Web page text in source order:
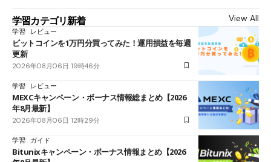
学習カテゴリ新着 View All
学習 レビュー
ビットコインを1万円分買ってみた！運用損益を毎週
更新
2026年08月06日 19時46分
学習 レビュー
MEXCキャンペーン・ボーナス情報総まとめ【2026
年8月最新】
2026年08月06日 12時29分
学習 ガイド
Bitunixキャンペーン・ボーナス情報まとめ【2026